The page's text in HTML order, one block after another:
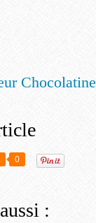
Chocolatine
0
: